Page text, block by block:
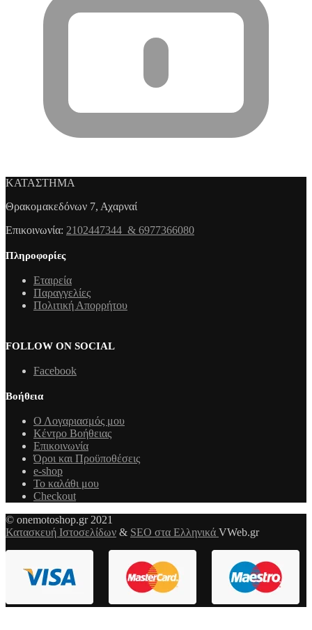
ΚΑΤΑΣΤΗΜΑ
Θρακομακεδόνων 7, Αχαρναί
Επικοινωνία: 2102447344 & 6977366080
Πληροφορίες
Εταιρεία
Παραγγελίες
Πολιτική Απορρήτου
FOLLOW ON SOCIAL
Facebook
Βοήθεια
Ο Λογαριασμός μου
Κέντρο Βοήθειας
Επικοινωνία
Όροι και Προϋποθέσεις
e-shop
Το καλάθι μου
Checkout
© onemotoshop.gr 2021
Κατασκευή Ιστοσελίδων & SEO στα Ελληνικά VWeb.gr